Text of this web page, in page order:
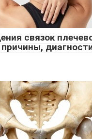
связок